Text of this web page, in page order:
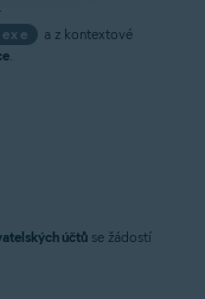
a z kontextové
.
účtů se žádostí